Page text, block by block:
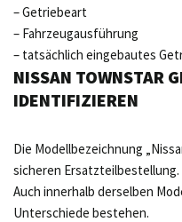
– Getriebeart
– Fahrzeugausführung
– tatsächlich eingebautes
NISSAN TOWNSTAR
IDENTIFIZIEREN
Die Modellbezeichnung
sicheren Ersatzteilbestellung.
Auch innerhalb derselben
Unterschiede bestehen.